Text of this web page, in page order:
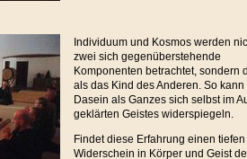
Individuum und Kosmos werden
zwei sich gegenüberstehende
Komponenten betrachtet, sondern
als das Kind des Anderen. So kann
Dasein als Ganzes sich selbst im
geklärten Geistes widerspiegeln.
Findet diese Erfahrung einen tiefen
Widerschein in Körper und Geist